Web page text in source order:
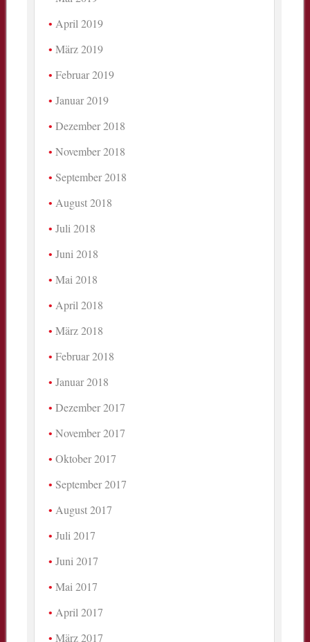
April 2019
März 2019
Februar 2019
Januar 2019
Dezember 2018
November 2018
September 2018
August 2018
Juli 2018
Juni 2018
Mai 2018
April 2018
März 2018
Februar 2018
Januar 2018
Dezember 2017
November 2017
Oktober 2017
September 2017
August 2017
Juli 2017
Juni 2017
Mai 2017
April 2017
März 2017